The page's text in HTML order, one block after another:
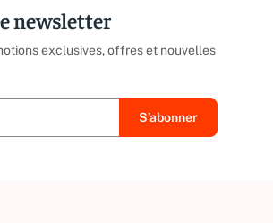
newsletter
exclusives, offres et nouvelles